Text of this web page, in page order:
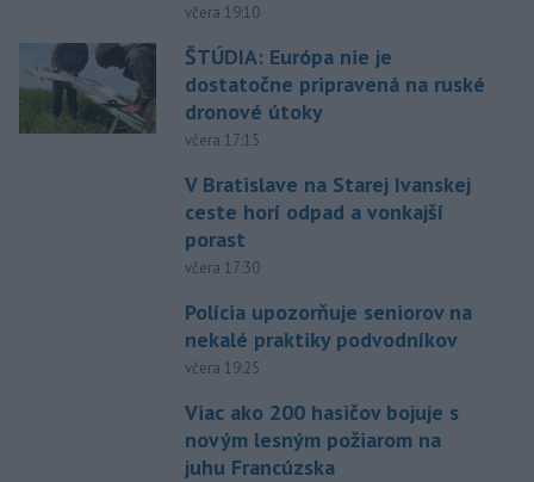
včera 19:10
ŠTÚDIA: Európa nie je
dostatočne pripravená na ruské
dronové útoky
včera 17:15
V Bratislave na Starej Ivanskej
ceste horí odpad a vonkajší
porast
včera 17:30
Polícia upozorňuje seniorov na
nekalé praktiky podvodníkov
včera 19:25
Viac ako 200 hasičov bojuje s
novým lesným požiarom na
juhu Francúzska